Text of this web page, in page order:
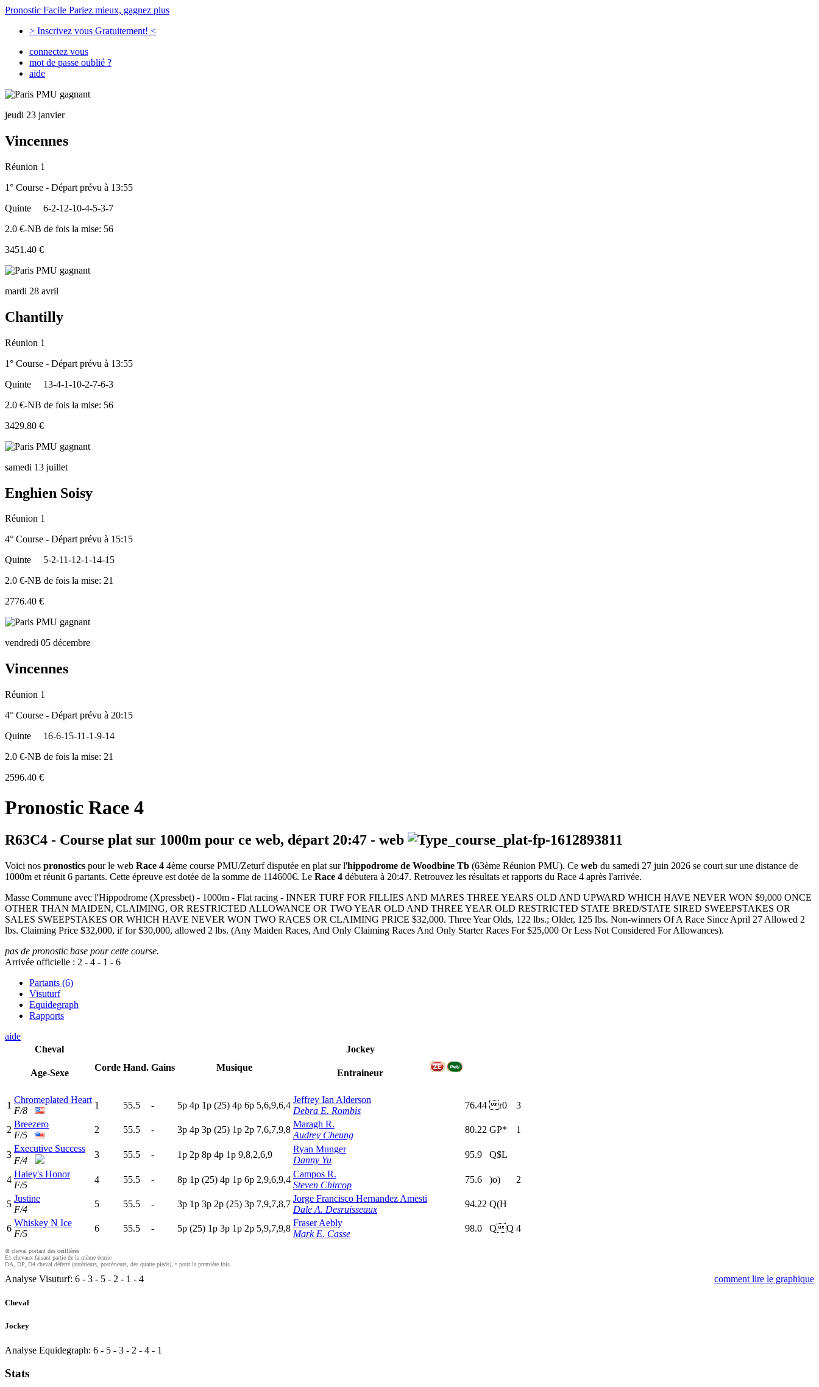
Pronostic Facile Pariez mieux, gagnez plus
> Inscrivez vous Gratuitement! <
connectez vous
mot de passe oublié ?
aide
jeudi 23 janvier
Vincennes
Réunion 1
1° Course - Départ prévu à 13:55
Quinte
6-2-12-10-4-5-3-7
2.0 €-NB de fois la mise: 56
3451.40 €
mardi 28 avril
Chantilly
Réunion 1
1° Course - Départ prévu à 13:55
Quinte
13-4-1-10-2-7-6-3
2.0 €-NB de fois la mise: 56
3429.80 €
samedi 13 juillet
Enghien Soisy
Réunion 1
4° Course - Départ prévu à 15:15
Quinte
5-2-11-12-1-14-15
2.0 €-NB de fois la mise: 21
2776.40 €
vendredi 05 décembre
Vincennes
Réunion 1
4° Course - Départ prévu à 20:15
Quinte
16-6-15-11-1-9-14
2.0 €-NB de fois la mise: 21
2596.40 €
Pronostic Race 4
R63C4 - Course plat sur 1000m pour ce web, départ 20:47 - web
Voici nos pronostics pour le web Race 4 4ème course PMU/Zeturf disputée en plat sur l'hippodrome de Woodbine Tb (63ème Réunion PMU). Ce web du samedi 27 juin 2026 se court sur une distance de
1000m et réunit 6 partants. Cette épreuve est dotée de la somme de 114600€. Le Race 4 débutera à 20:47. Retrouvez les résultats et rapports du Race 4 après l'arrivée.
Masse Commune avec l'Hippodrome (Xpressbet) - 1000m - Flat racing - INNER TURF FOR FILLIES AND MARES THREE YEARS OLD AND UPWARD WHICH HAVE NEVER WON $9,000 ONCE
OTHER THAN MAIDEN, CLAIMING, OR RESTRICTED ALLOWANCE OR TWO YEAR OLD AND THREE YEAR OLD RESTRICTED STATE BRED/STATE SIRED SWEEPSTAKES OR
SALES SWEEPSTAKES OR WHICH HAVE NEVER WON TWO RACES OR CLAIMING PRICE $32,000. Three Year Olds, 122 lbs.; Older, 125 lbs. Non-winners Of A Race Since April 27 Allowed 2
lbs. Claiming Price $32,000, if for $30,000, allowed 2 lbs. (Any Maiden Races, And Only Claiming Races And Only Starter Races For $25,000 Or Less Not Considered For Allowances).
pas de pronostic base pour cette course.
Arrivée officielle : 2 - 4 - 1 - 6
Partants (6)
Visuturf
Equidegraph
Rapports
aide
Cheval
Age-Sexe
Corde Hand. Gains Musique
Jockey
Entraineur
1
Chromeplated Heart
F/8
1 55.5 - 5p 4p 1p (25) 4p 6p 5,6,9,6,4
Jeffrey Ian Alderson
Debra E. Rombis
76.44 r0 3
2
Breezero
F/5
2 55.5 - 3p 4p 3p (25) 1p 2p 7,6,7,9,8
Maragh R.
Audrey Cheung
80.22 GP* 1
3
Executive Success
F/4
3 55.5 - 1p 2p 8p 4p 1p 9,8,2,6,9
Ryan Munger
Danny Yu
95.9 Q$L
4
Haley's Honor
F/5
4 55.5 - 8p 1p (25) 4p 1p 6p 2,9,6,9,4
Campos R.
Steven Chircop
75.6 )o) 2
5
Justine
F/4
5 55.5 - 3p 1p 3p 2p (25) 3p 7,9,7,8,7
Jorge Francisco Hernandez Amesti
Dale A. Desruisseaux
94.22 Q(H
6
Whiskey N Ice
F/5
6 55.5 - 5p (25) 1p 3p 1p 2p 5,9,7,9,8
Fraser Aebly
Mark E. Casse
98.0 QQ 4
⊗ cheval portant des oeilllères
E1 chevaux faisant partie de la même écurie
DA, DP, D4 cheval déferré (antérieurs, postérieurs, des quatre pieds), • pour la première fois.
Analyse Visuturf: 6 - 3 - 5 - 2 - 1 - 4 comment lire le graphique
Cheval
Jockey
Analyse Equidegraph: 6 - 5 - 3 - 2 - 4 - 1
Stats